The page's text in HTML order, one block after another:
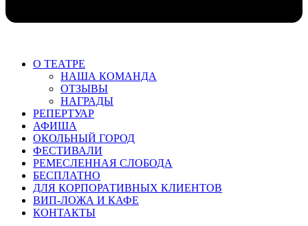
О ТЕАТРЕ
НАША КОМАНДА
ОТЗЫВЫ
НАГРАДЫ
РЕПЕРТУАР
АФИША
ОКОЛЬНЫЙ ГОРОД
ФЕСТИВАЛИ
РЕМЕСЛЕННАЯ СЛОБОДА
БЕСПЛАТНО
ДЛЯ КОРПОРАТИВНЫХ КЛИЕНТОВ
ВИП-ЛОЖА И КАФЕ
КОНТАКТЫ